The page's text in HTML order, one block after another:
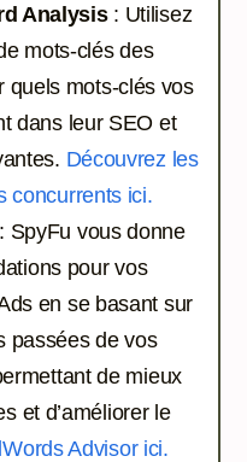
Analysis: Utilisez
mots-clés des
quels mots-clés vos
dans leur SEO et
Découvrez les
concurrents ici.
SpyFu vous donne
pour vos
en se basant sur
passées de vos
de mieux
et d’améliorer le
Advisor ici.